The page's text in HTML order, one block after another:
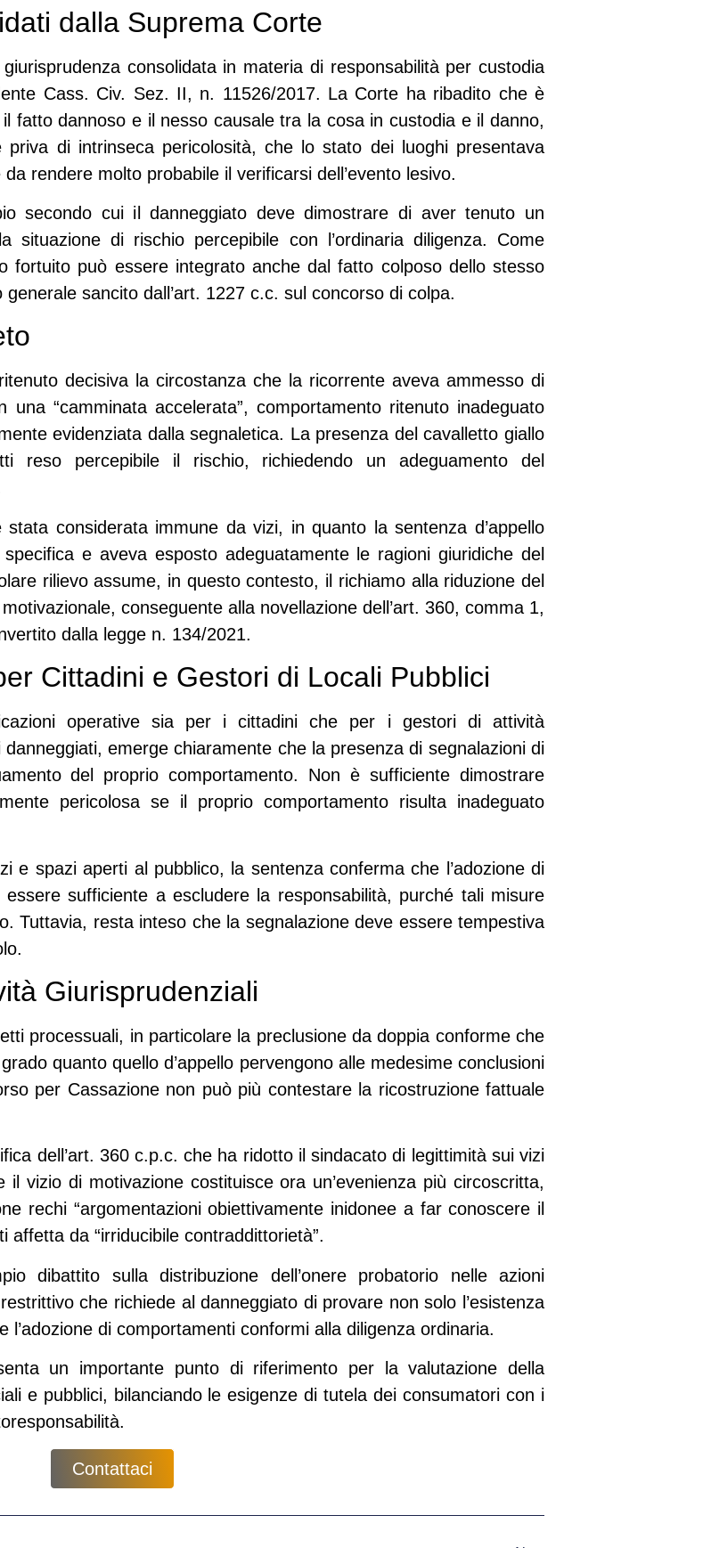
dalla Suprema Corte
consolidata in materia di responsabilità per custodia
Cass. Civ. Sez. II, n. 11526/2017. La Corte ha ribadito che è
fatto dannoso e il nesso causale tra la cosa in custodia e il danno,
di intrinseca pericolosità, che lo stato dei luoghi presentava
rendere molto probabile il verificarsi dell’evento lesivo.
secondo cui il danneggiato deve dimostrare di aver tenuto un
situazione di rischio percepibile con l’ordinaria diligenza. Come
fortuito può essere integrato anche dal fatto colposo dello stesso
sancito dall’art. 1227 c.c. sul concorso di colpa.
decisiva la circostanza che la ricorrente aveva ammesso di
“camminata accelerata”, comportamento ritenuto inadeguato
evidenziata dalla segnaletica. La presenza del cavalletto giallo
reso percepibile il rischio, richiedendo un adeguamento del
considerata immune da vizi, in quanto la sentenza d’appello
e aveva esposto adeguatamente le ragioni giuridiche del
rilievo assume, in questo contesto, il richiamo alla riduzione del
conseguente alla novellazione dell’art. 360, comma 1,
dalla legge n. 134/2021.
Cittadini e Gestori di Locali Pubblici
operative sia per i cittadini che per i gestori di attività
emerge chiaramente che la presenza di segnalazioni di
del proprio comportamento. Non è sufficiente dimostrare
pericolosa se il proprio comportamento risulta inadeguato
e spazi aperti al pubblico, la sentenza conferma che l’adozione di
sufficiente a escludere la responsabilità, purché tali misure
Tuttavia, resta inteso che la segnalazione deve essere tempestiva
Giurisprudenziali
processuali, in particolare la preclusione da doppia conformeche
quanto quello d’appello pervengono alle medesime conclusioni
per Cassazione non può più contestare la ricostruzione fattuale
dell’art. 360 c.p.c. che ha ridotto il sindacato di legittimità sui vizi
vizio di motivazione costituisce ora un’evenienza più circoscritta,
rechi “argomentazioni obiettivamente inidonee a far conoscere il
affetta da “irriducibile contraddittorietà”.
dibattito sulladistribuzione dell’onere probatorio nelle azioni
che richiede al danneggiato di provare non solo l’esistenza
di comportamenti conformi alla diligenza ordinaria.
un importante punto di riferimento per la valutazione della
e pubblici, bilanciando le esigenze di tutela dei consumatori con i
Contattaci